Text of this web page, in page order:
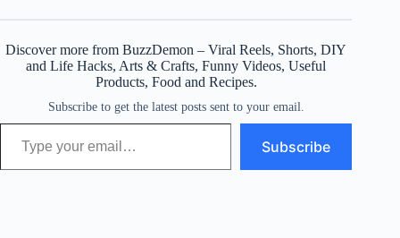
Discover more from BuzzDemon – Viral Reels, Shorts, DIY
and Life Hacks, Arts & Crafts, Funny Videos, Useful
Products, Food and Recipes.
Subscribe to get the latest posts sent to your email.
Type your email…
Subscribe